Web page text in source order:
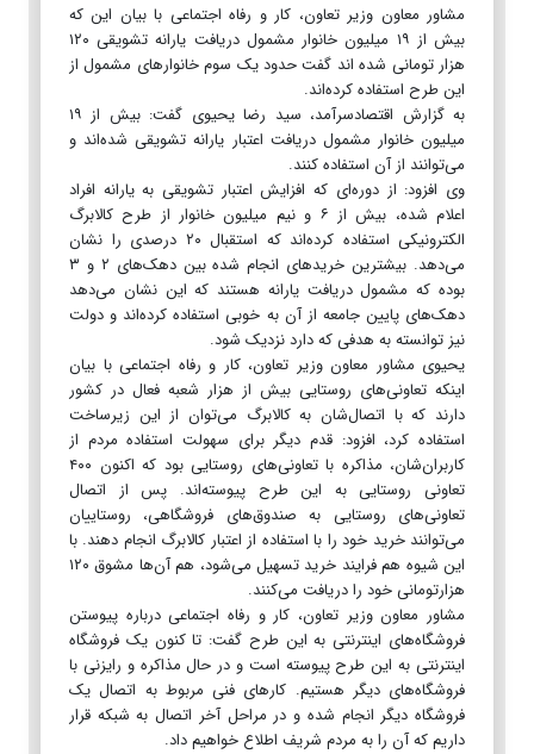
مشاور معاون وزیر تعاون، کار و رفاه اجتماعی با بیان این که
بیش از ۱۹ میلیون خانوار مشمول دریافت یارانه تشویقی ۱۲۰
هزار تومانی شده اند گفت حدود یک سوم خانوارهای مشمول از
این طرح استفاده کرده‌اند.
به گزارش اقتصادسرآمد، سید رضا یحیوی گفت: بیش از ۱۹
میلیون خانوار مشمول دریافت اعتبار یارانه تشویقی شده‌اند و
می‌توانند از آن استفاده کنند.
وی افزود: از دوره‌ای که افزایش اعتبار تشویقی به یارانه افراد
اعلام شده، بیش از ۶ و نیم میلیون خانوار از طرح کالابرگ
الکترونیکی استفاده کرده‌اند که استقبال ۲۰ درصدی را نشان
می‌دهد. بیشترین خریدهای انجام شده بین دهک‌های ۲ و ۳
بوده که مشمول دریافت یارانه هستند که این نشان می‌دهد
دهک‌های پایین جامعه از آن به خوبی استفاده کرده‌اند و دولت
نیز توانسته به هدفی که دارد نزدیک شود.
یحیوی مشاور معاون وزیر تعاون، کار و رفاه اجتماعی با بیان
اینکه تعاونی‌های روستایی بیش از هزار شعبه فعال در کشور
دارند که با اتصال‌شان به کالابرگ می‌توان از این زیرساخت
استفاده کرد، افزود: قدم دیگر برای سهولت استفاده مردم از
کاربران‌شان، مذاکره با تعاونی‌های روستایی بود که اکنون ۴۰۰
تعاونی روستایی به این طرح پیوسته‌اند. پس از اتصال
تعاونی‌های روستایی به صندوق‌های فروشگاهی، روستاییان
می‌توانند خرید خود را با استفاده از اعتبار کالابرگ‌ انجام دهند. با
این شیوه هم فرایند خرید تسهیل می‌شود، هم آن‌ها مشوق‌ ۱۲۰
هزارتومانی خود را دریافت می‌کنند.
مشاور معاون وزیر تعاون، کار و رفاه اجتماعی درباره پیوستن‌
فروشگاه‌های اینترنتی به این طرح گفت: تا کنون یک فروشگاه
اینترنتی به این طرح پیوسته است و در حال مذاکره و رایزنی با
فروشگاه‌های دیگر هستیم. کارهای فنی مربوط به اتصال یک
فروشگاه دیگر انجام شده و در مراحل آخر اتصال به شبکه قرار
داریم که آن را به مردم شریف اطلاع خواهیم داد.